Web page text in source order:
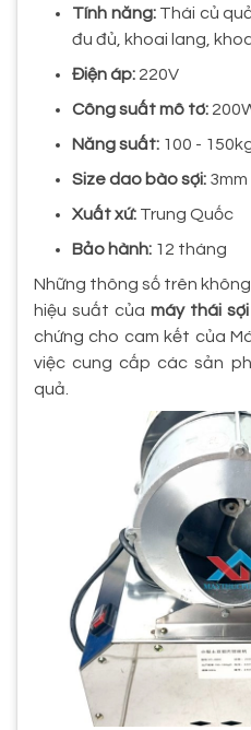
Tính năng:Thái củ
đu đủ, khoai lang,
Điện áp: 220V
Công suất mô tơ:
Năng suất: 100 -
Size dao bào sợi: 3mm
Xuất xứ: Trung Quốc
Bảo hành: 12 tháng
Những thông số trên
hiệu suất củamáy thái
chứng cho cam kết của
việc cung cấp các sản
quả.